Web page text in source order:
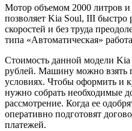
Мотор объемом 2000 литров
позволяет Kia Soul, III быстро
скоростей и без труда
типа «Автоматическая»
Стоимость данной модели Kia
рублей. Машину можно взять
условиях. Чтобы оформить и
нужно собрать необходимые
рассмотрение. Когда ее
оперативно подготовят
платежей.